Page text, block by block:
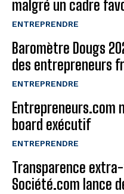
malgré un cadre
ENTREPRENDRE
Baromètre Dougs
des entrepreneurs
ENTREPRENDRE
Entrepreneurs.com
board exécutif
ENTREPRENDRE
Transparence
Société.com lance